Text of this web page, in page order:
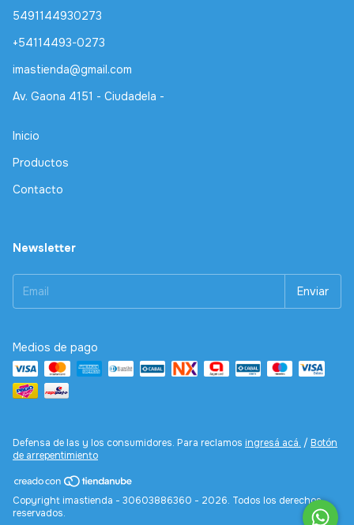
5491144930273
+54114493-0273
imastienda@gmail.com
Av. Gaona 4151 - Ciudadela -
Inicio
Productos
Contacto
Newsletter
Medios de pago
Defensa de las y los consumidores. Para reclamos ingresá acá. / Botón
de arrepentimiento
Copyright imastienda - 30603886360 - 2026. Todos los derechos
reservados.